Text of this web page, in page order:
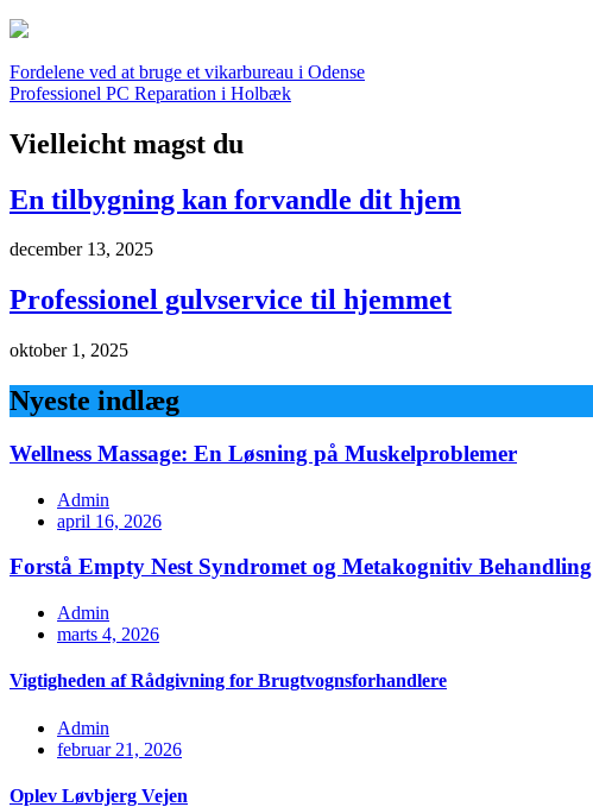
Indlægsnavigation
Fordelene ved at bruge et vikarbureau i Odense
Professionel PC Reparation i Holbæk
Vielleicht magst du
En tilbygning kan forvandle dit hjem
december 13, 2025
Professionel gulvservice til hjemmet
oktober 1, 2025
Nyeste indlæg
Wellness Massage: En Løsning på Muskelproblemer
Admin
april 16, 2026
Forstå Empty Nest Syndromet og Metakognitiv Behandling
Admin
marts 4, 2026
Vigtigheden af Rådgivning for Brugtvognsforhandlere
Admin
februar 21, 2026
Oplev Løvbjerg Vejen